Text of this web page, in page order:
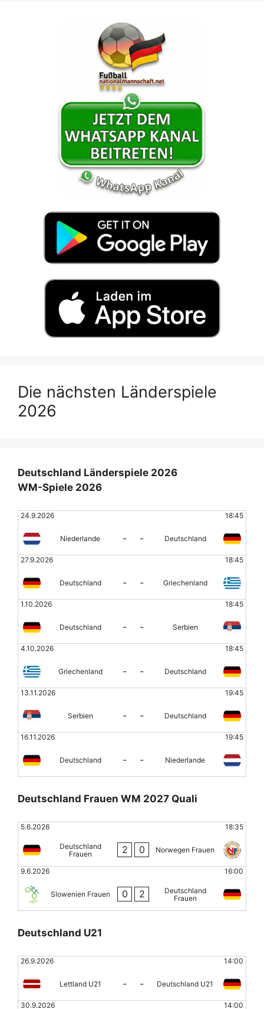
Die nächsten Länderspiele
2026
Deutschland Länderspiele 2026
WM-Spiele 2026
24.9.2026 18:45
Niederlande - - Deutschland
27.9.2026 18:45
Deutschland - - Griechenland
1.10.2026 18:45
Deutschland - - Serbien
4.10.2026 18:45
Griechenland - - Deutschland
13.11.2026 19:45
Serbien - - Deutschland
16.11.2026 19:45
Deutschland - - Niederlande
Deutschland Frauen WM 2027 Quali
5.6.2026 18:35
Deutschland
Frauen
2 0 Norwegen Frauen
9.6.2026 16:00
Slowenien Frauen 0 2
Deutschland
Frauen
Deutschland U21
26.9.2026 14:00
Lettland U21 - - Deutschland U21
30.9.2026 14:00